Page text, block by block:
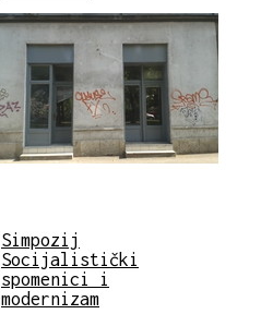
Simpozij
Socijalistički
spomenici i
modernizam